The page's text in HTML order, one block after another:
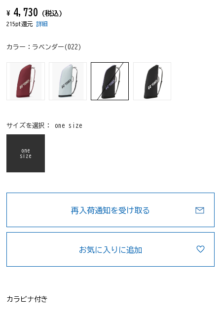
¥ 4,730 (税込)
215pt還元詳細
カラー： ラベンダー(022)
サイズを選択：one size
one
size
再入荷通知を受け取る
お気に入りに追加
カラビナ付き